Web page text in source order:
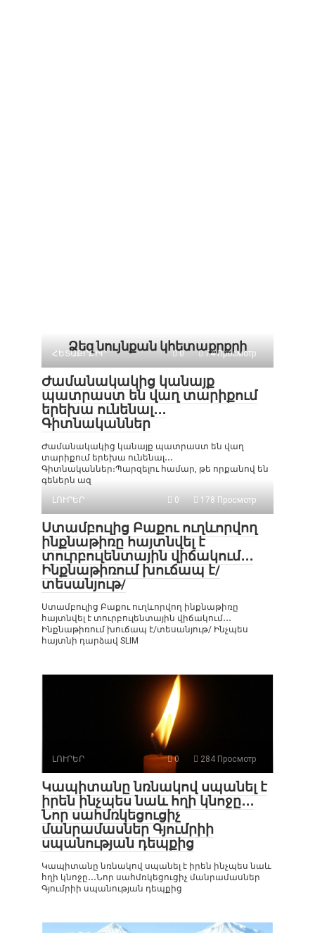
Ձեզ նույնքան կհետաքրքրի
ՀԵՏԱՔՐՔԻՐ 0 74 Просмотр
Ժամանակակից կանայք
պատրաստ են վաղ տարիքում
երեխա ունենալ․․․
Գիտնականներ
Ժամանակակից կանայք պատրաստ են վաղ
տարիքում երեխա ունենալ․․․
Գիտնականներ։Պարզելու համար, թե որքանով են
գեներն ազ
ԼՈՒՐԵՐ
0 178 Просмотр
Ստամբուլից Բաքու ուղևորվող
ինքնաթիռը հայտնվել է
տուրբուլենտային վիճակում․․․
Ինքնաթիռում խուճապ է/
տեսանյութ/
Ստամբուլից Բաքու ուղևորվող ինքնաթիռը
հայտնվել է տուրբուլենտային վիճակում․․․
Ինքնաթիռում խուճապ է/տեսանյութ/ Ինչպես
հայտնի դարձավ SLIM
ԼՈՒՐԵՐ 0 284 Просмотр
Կապիտանը նռնակով սպանել է
իրեն ինչպես նաև հղի կնոջը․․․
Նոր սահմռկեցուցիչ
մանրամասներ Գյումրիի
սպանության դեպքից
Կապիտանը նռնակով սպանել է իրեն ինչպես նաև
հղի կնոջը․․․Նոր սահմռկեցուցիչ մանրամասներ
Գյումրիի սպանության դեպքից